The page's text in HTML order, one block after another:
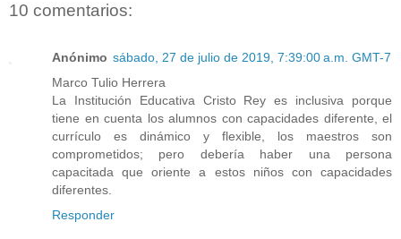
10 comentarios:
Anónimo sábado, 27 de julio de 2019, 7:39:00 a.m. GMT-7
Marco Tulio Herrera
La Institución Educativa Cristo Rey es inclusiva porque
tiene en cuenta los alumnos con capacidades diferente, el
currículo es dinámico y flexible, los maestros son
comprometidos; pero debería haber una persona
capacitada que oriente a estos niños con capacidades
diferentes.
Responder